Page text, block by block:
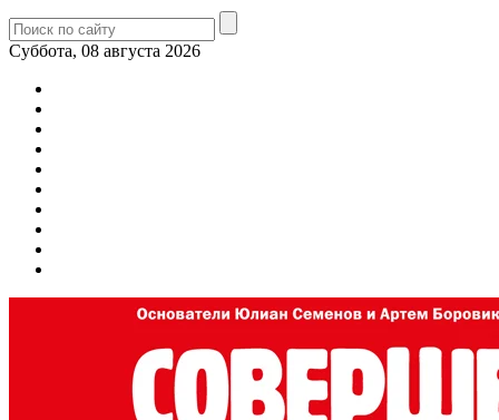
Суббота, 08 августа 2026